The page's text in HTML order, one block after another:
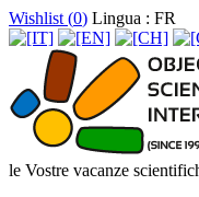
Wishlist (0) Lingua : FR
le Vostre vacanze